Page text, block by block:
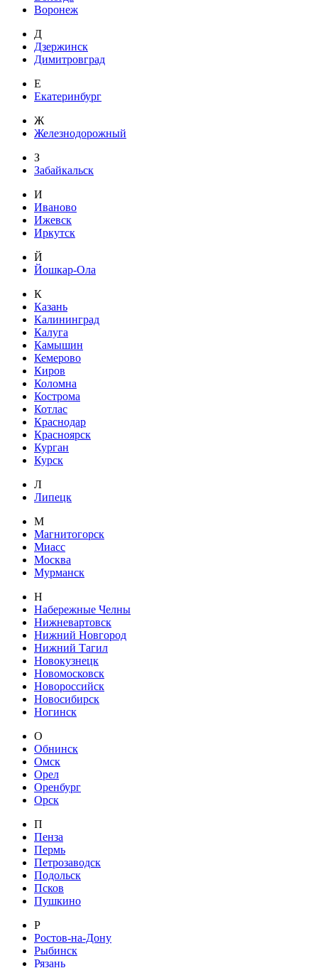
Воронеж
Д
Дзержинск
Димитровград
Е
Екатеринбург
Ж
Железнодорожный
З
Забайкальск
И
Иваново
Ижевск
Иркутск
Й
Йошкар-Ола
К
Казань
Калининград
Калуга
Камышин
Кемерово
Киров
Коломна
Кострома
Котлас
Краснодар
Красноярск
Курган
Курск
Л
Липецк
М
Магнитогорск
Миасс
Москва
Мурманск
Н
Набережные Челны
Нижневартовск
Нижний Новгород
Нижний Тагил
Новокузнецк
Новомосковск
Новороссийск
Новосибирск
Ногинск
О
Обнинск
Омск
Орел
Оренбург
Орск
П
Пенза
Пермь
Петрозаводск
Подольск
Псков
Пушкино
Р
Ростов-на-Дону
Рыбинск
Рязань